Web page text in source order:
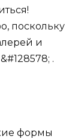
поскольку
и
.
формы